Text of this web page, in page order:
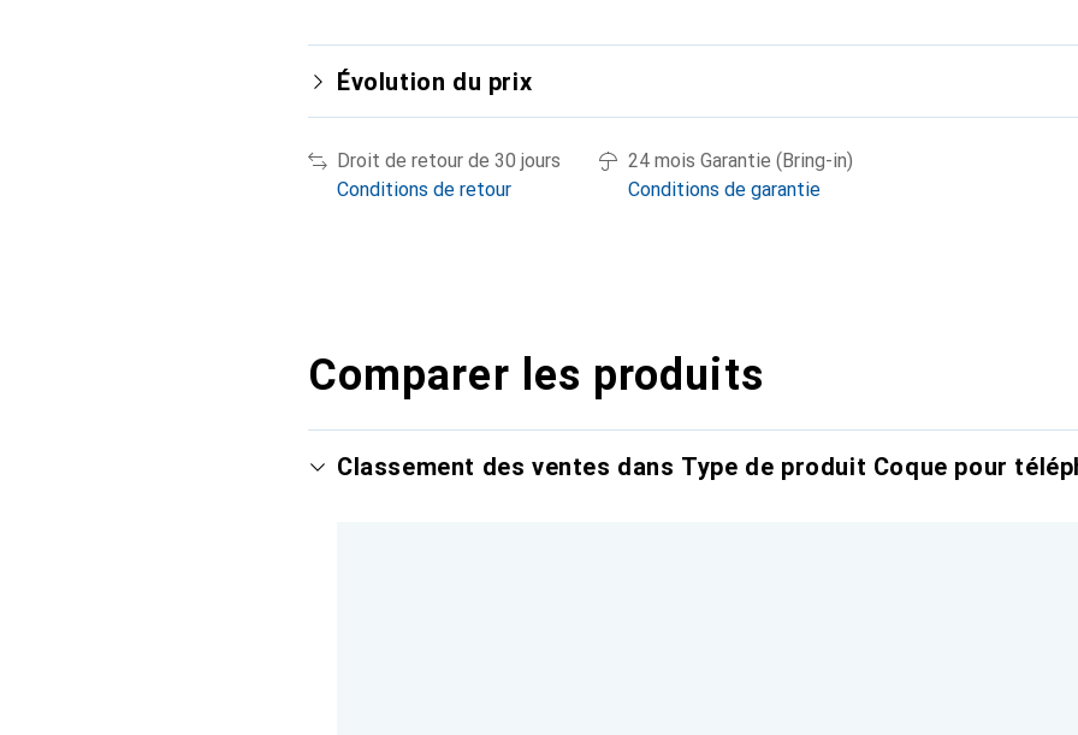
Évolution du prix
Droit de retour de 30 jours
Conditions de retour
24 mois Garantie (Bring-in)
Conditions de garantie
Comparer les produits
Classement des ventes dans Type de produit Coque pour